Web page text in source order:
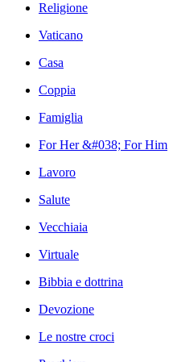
Religione
Vaticano
Casa
Coppia
Famiglia
For Her &#038; For Him
Lavoro
Salute
Vecchiaia
Virtuale
Bibbia e dottrina
Devozione
Le nostre croci